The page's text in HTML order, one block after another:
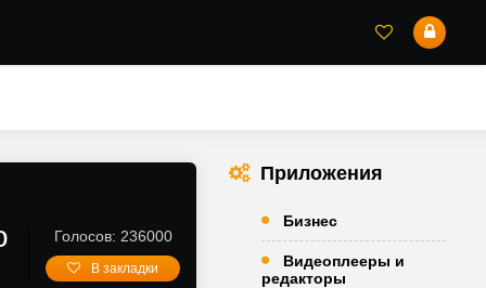
Голосов: 236000
В закладки
Приложения
Бизнес
Видеоплееры и
редакторы